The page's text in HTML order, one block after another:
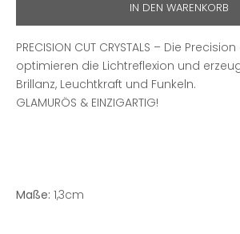
IN DEN WARENKORB
PRECISION CUT CRYSTALS – Die
optimieren die Lichtreflexion und
Brillanz, Leuchtkraft und Funkeln.
GLAMURÖS & EINZIGARTIG!
Maße: 1,3cm